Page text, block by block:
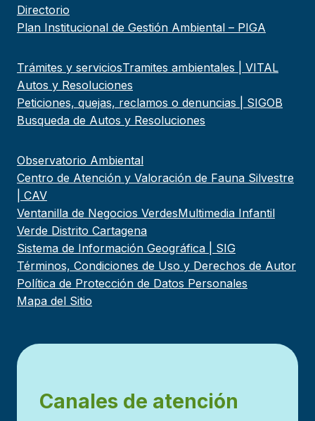
Directorio
Plan Institucional de Gestión Ambiental – PIGA
Trámites y serviciosTramites ambientales | VITAL
Autos y Resoluciones
Peticiones, quejas, reclamos o denuncias | SIGOB
Busqueda de Autos y Resoluciones
Observatorio Ambiental
Centro de Atención y Valoración de Fauna Silvestre
| CAV
Ventanilla de Negocios VerdesMultimedia Infantil
Verde Distrito Cartagena
Sistema de Información Geográfica | SIG
Términos, Condiciones de Uso y Derechos de Autor
Política de Protección de Datos Personales
Mapa del Sitio
Canales de atención